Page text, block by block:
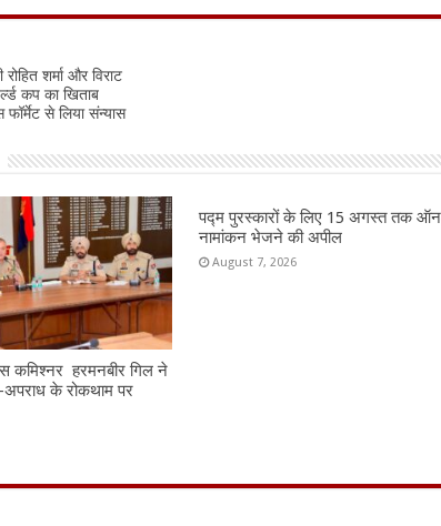
ai
l
ar
शर्मा और विराट
कप का खिताब
से लिया संन्यास
कमिश्नर हरमनबीर गिल ने
अपराध के रोकथाम पर
पद्म पुरस्कारों के लिए 15 अगस्त तक
नामांकन भेजने की अपील
August 7, 2026